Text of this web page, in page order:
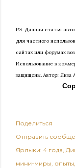
P.S. Данная статья
для частного
сайтах или форумах
Использование в
защищены. Автор: Лиза
Поделиться
Отправить
Ярлыки: 4 года
мини-миры опыты